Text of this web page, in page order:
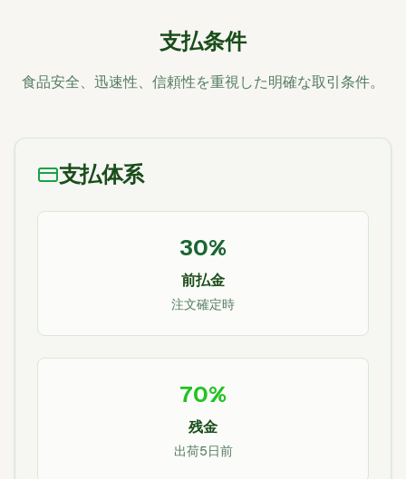
支払条件
食品安全、迅速性、信頼性を重視した明確な取引条件。
支払体系
30%
前払金
注文確定時
70%
残金
出荷5日前